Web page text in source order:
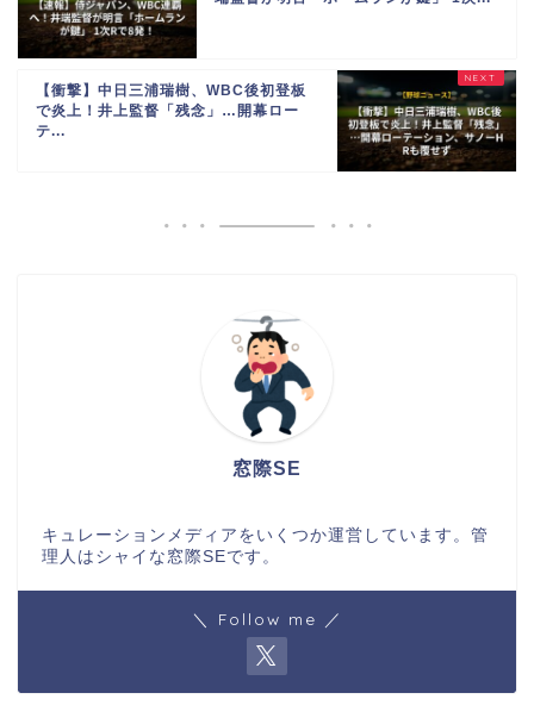
【衝撃】中日三浦瑞樹、WBC後初登板
で炎上！井上監督「残念」…開幕ロー
テ...
窓際SE
キュレーションメディアをいくつか運営しています。管
理人はシャイな窓際SEです。
＼ Follow me ／